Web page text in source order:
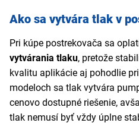
Ako sa vytvára tlak v
Pri kúpe postrekovača sa
vytvárania tlaku, pretože
kvalitu aplikácie aj pohodlie
modeloch sa tlak vytvára
cenovo dostupné riešenie,
tlak nemusí byť vždy úplne